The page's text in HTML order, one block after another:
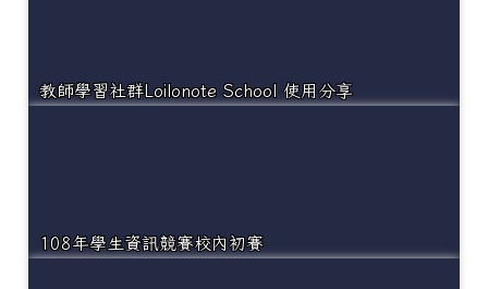
教師學習社群Loilonote School 使用分享
108年學生資訊競賽校內初賽